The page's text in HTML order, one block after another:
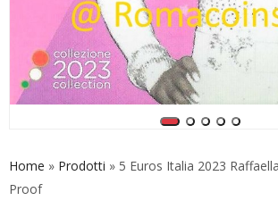
Home » Prodotti » 5 Euros Italia 2023
Proof